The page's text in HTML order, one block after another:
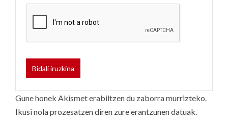
Gune honek Akismet erabiltzen du zaborra murrizteko.
Ikusi nola prozesatzen diren zure erantzunen datuak.